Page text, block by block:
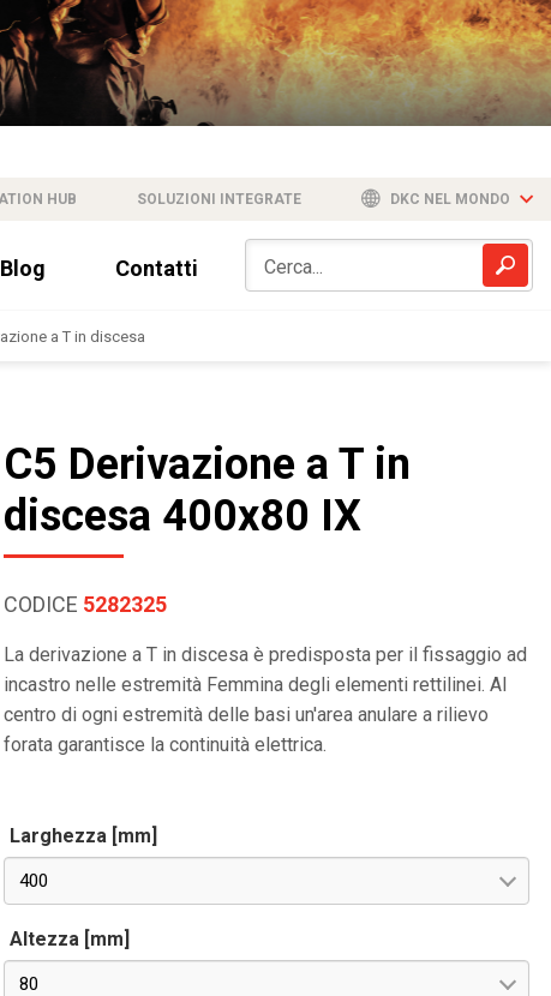
HUB SOLUZIONI INTEGRATE DKC NEL MONDO
Blog Contatti
a T in discesa
C5 Derivazione a T in
discesa 400x80 IX
CODICE 5282325
La derivazione a T in discesa è predisposta per il fissaggio ad
incastro nelle estremità Femmina degli elementi rettilinei. Al
centro di ogni estremità delle basi un'area anulare a rilievo
forata garantisce la continuità elettrica.
Larghezza [mm]
400
Altezza [mm]
80